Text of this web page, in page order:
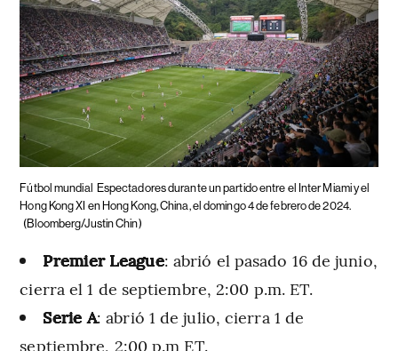
Fútbol mundial Espectadores durante un partido entre el Inter Miami y el
Hong Kong XI en Hong Kong, China, el domingo 4 de febrero de 2024.
(Bloomberg/Justin Chin)
Premier League: abrió el pasado 16 de junio,
cierra el 1 de septiembre, 2:00 p.m. ET.
Serie A: abrió 1 de julio, cierra 1 de
septiembre, 2:00 p.m ET.